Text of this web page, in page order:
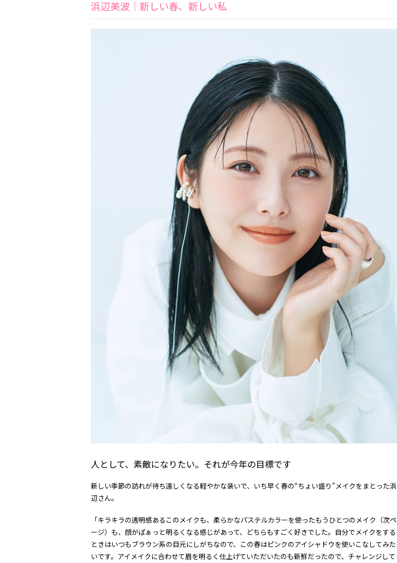
浜辺美波｜新しい春、新しい私
人として、素敵になりたい。それが今年の目標です
新しい季節の訪れが待ち遠しくなる軽やかな装いで、いち早く春の“ちょい盛り”メイクをまとった浜
辺さん。
「キラキラの透明感あるこのメイクも、柔らかなパステルカラーを使ったもうひとつのメイク（次ペ
ージ）も、顔がぱぁっと明るくなる感じがあって、どちらもすごく好きでした。自分でメイクをする
ときはいつもブラウン系の目元にしがちなので、この春はピンクのアイシャドウを使いこなしてみた
いです。アイメイクに合わせて眉を明るく仕上げていただいたのも新鮮だったので、チャレンジして